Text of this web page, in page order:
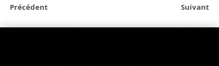
Précédent Suivant